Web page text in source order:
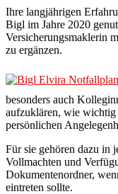
Ihre langjährigen
Bigl im Jahre 2020
Versicherungsmaklerin
zu ergänzen.
besonders auch
aufzuklären, wie wichtig
persönlichen
Für sie gehören dazu in
Vollmachten und
Dokumentenordner,
eintreten sollte.